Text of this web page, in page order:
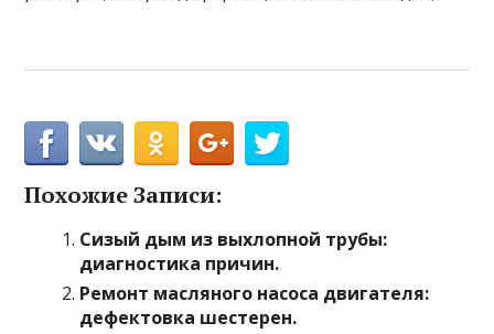
Похожие Записи:
Сизый дым из выхлопной трубы:
диагностика причин.
Ремонт масляного насоса двигателя:
дефектовка шестерен.